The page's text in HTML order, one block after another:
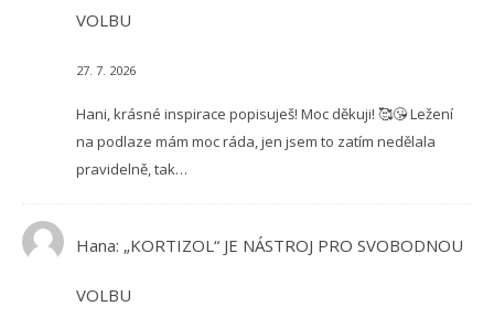
VOLBU
27. 7. 2026
Hani, krásné inspirace popisuješ! Moc děkuji! 🥰😘 Ležení
na podlaze mám moc ráda, jen jsem to zatím nedělala
pravidelně, tak…
Hana: „KORTIZOL“ JE NÁSTROJ PRO SVOBODNOU
VOLBU